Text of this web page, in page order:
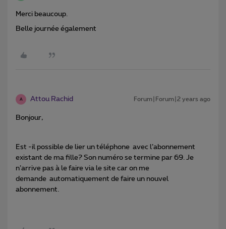
Merci beaucoup.
Belle journée également
A Attou Rachid Forum|Forum|2 years ago
Bonjour,
Est -il possible de lier un téléphone avec l’abonnement
existant de ma fille? Son numéro se termine par 69. Je
n’arrive pas à le faire via le site car on me
demande automatiquement de faire un nouvel
abonnement.